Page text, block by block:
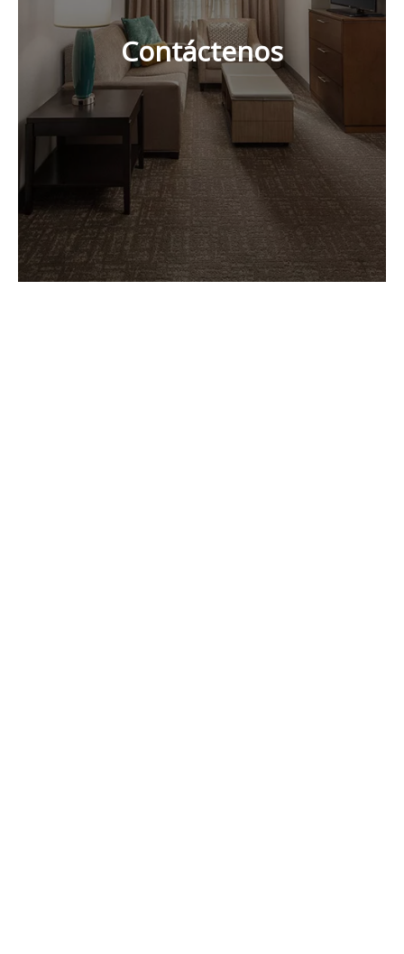
Contáctenos